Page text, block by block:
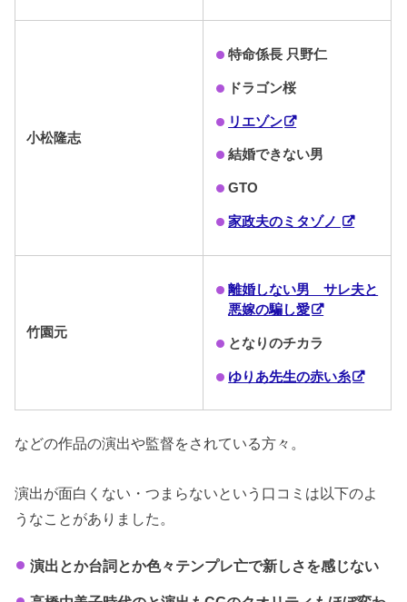
小松隆志
特命係長 只野仁
ドラゴン桜
リエゾン
結婚できない男
GTO
家政夫のミタゾノ
竹園元
離婚しない男 サレ夫と
悪嫁の騙し愛
となりのチカラ
ゆりあ先生の赤い糸
などの作品の演出や監督をされている方々。
演出が面白くない・つまらないという口コミは以下のよ
うなことがありました。
演出とか台詞とか色々テンプレ亡で新しさを感じない